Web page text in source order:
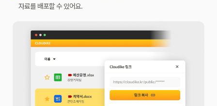
자료를 배포할 수 있어요.